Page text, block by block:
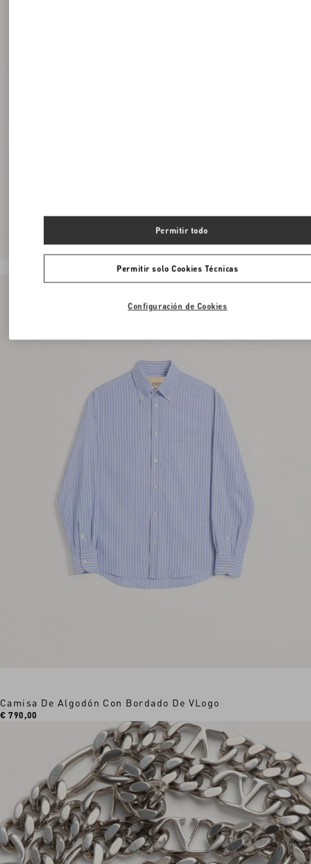
Camisa De Algodón Con Bordado De VLogo
€ 790,00
Permitir solo Cookies Técnicas
Permitir todo
Configuración de Cookies